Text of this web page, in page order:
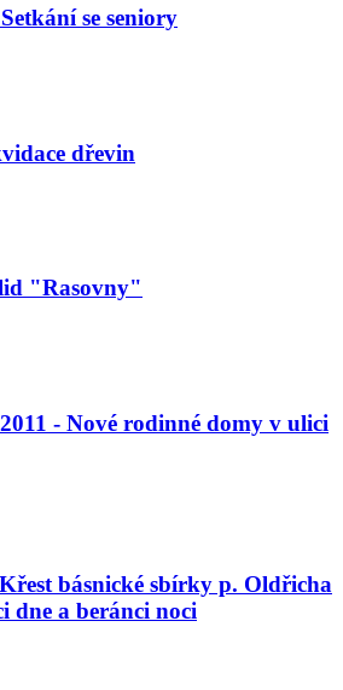
se seniory
dřevin
"Rasovny"
- Nové rodinné domy v ulici
básnické sbírky p. Oldřicha
dne a beránci noci